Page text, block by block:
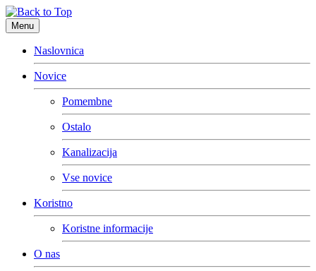
Menu
Naslovnica
Novice
Pomembne
Ostalo
Kanalizacija
Vse novice
Koristno
Koristne informacije
O nas